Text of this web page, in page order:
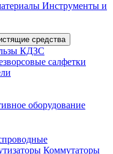
Инструменты и
средства
КДЗС
салфетки
оборудование
Коммутаторы